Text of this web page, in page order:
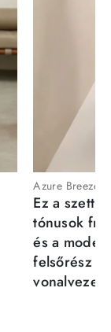
Azure Breeze
Ez a szett
tónusok
és a
felsőrész